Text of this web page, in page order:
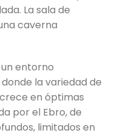
La sala de
caverna
entorno
la variedad de
en óptimas
por el Ebro, de
limitados en